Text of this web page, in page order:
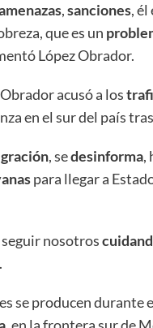
,sanciones,
que es un
López Obrador.
acusó a los
en el sur del país
, sedesinforma,
para llegar a
nosotros
se producen durante